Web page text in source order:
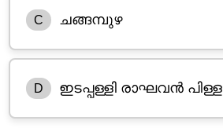
C ചങ്ങമ്പുഴ
D ഇടപ്പള്ളി രാഘവൻ പിള്ള